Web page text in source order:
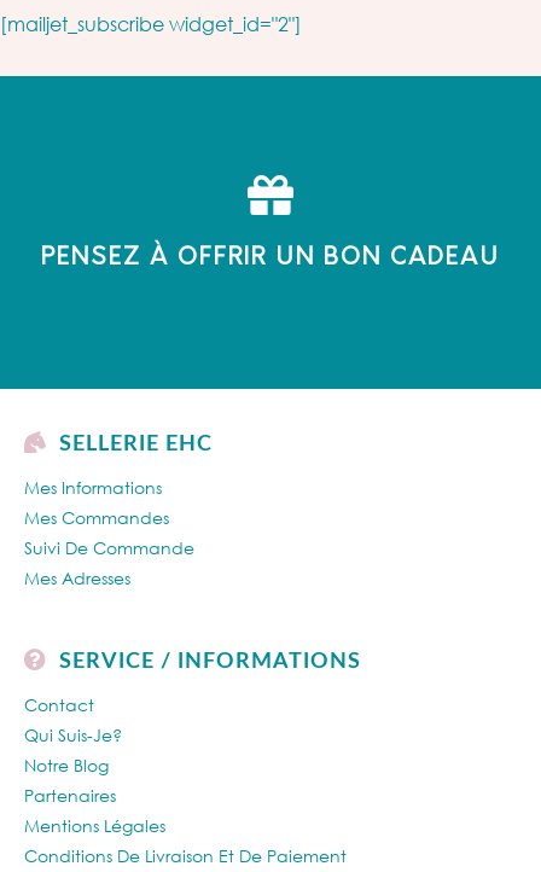
[mailjet_subscribe widget_id="2"]
PENSEZ À OFFRIR UN BON CADEAU
SELLERIE EHC
Mes Informations
Mes Commandes
Suivi De Commande
Mes Adresses
SERVICE / INFORMATIONS
Contact
Qui Suis-Je?
Notre Blog
Partenaires
Mentions Légales
Conditions De Livraison Et De Paiement